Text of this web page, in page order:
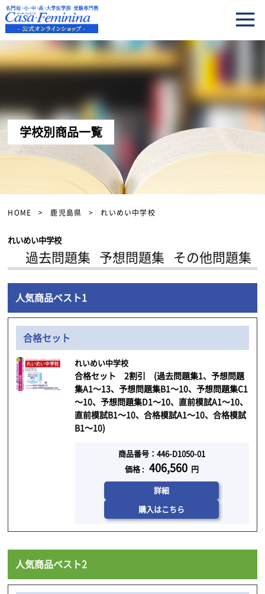
学校別商品一覧
HOME 鹿児島県 れいめい中学校
れいめい中学校
過去問題集 予想問題集 その他問題集
人気商品ベスト1
合格セット
れいめい中学校
合格セット 2割引 (過去問題集1、予想問題
集A1～13、予想問題集B1～10、予想問題集C1
～10、予想問題集D1～10、直前模試A1～10、
直前模試B1～10、合格模試A1～10、合格模試
B1～10)
商品番号：446-D1050-01
価格 : 406,560 円
詳細
購入はこちら
人気商品ベスト2